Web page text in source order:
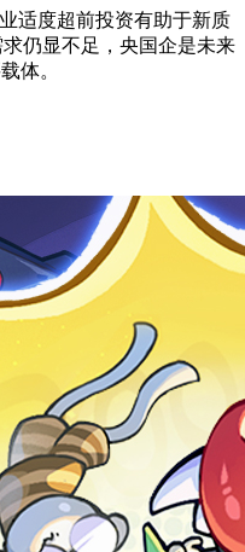
适度超前投资有助于新质
仍显不足，央国企是未来
体。